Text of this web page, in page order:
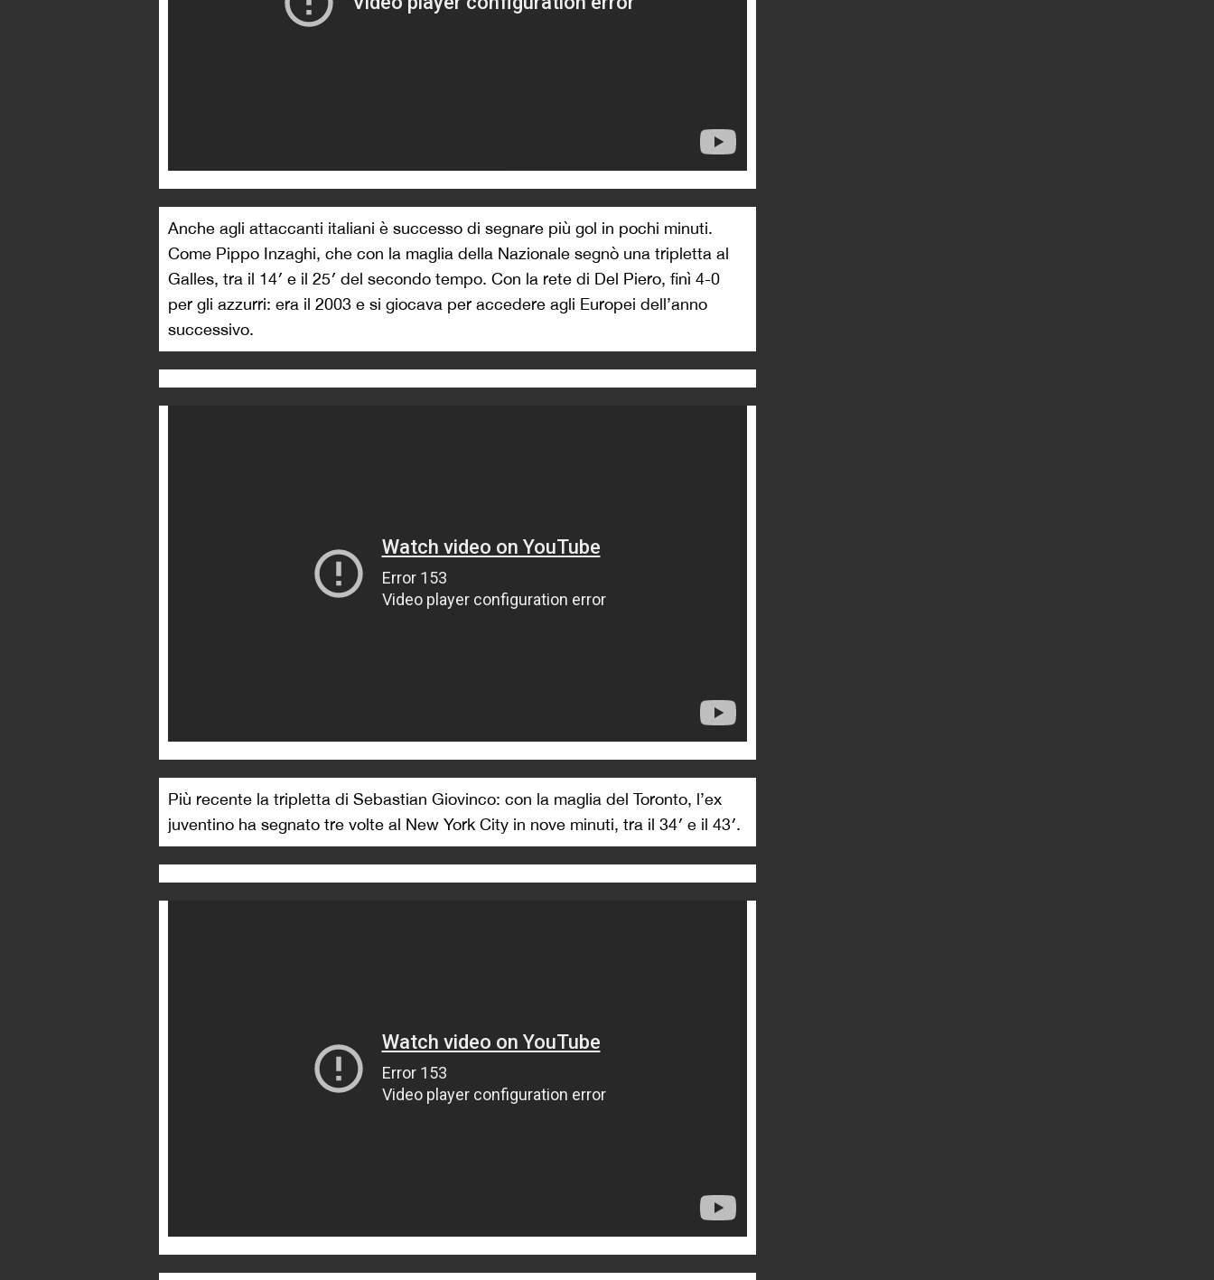
Anche agli attaccanti italiani è successo di segnare più gol in pochi minuti.
Come Pippo Inzaghi, che con la maglia della Nazionale segnò una tripletta al
Galles, tra il 14′ e il 25′ del secondo tempo. Con la rete di Del Piero, finì 4-0
per gli azzurri: era il 2003 e si giocava per accedere agli Europei dell’anno
successivo.
Più recente la tripletta di Sebastian Giovinco: con la maglia del Toronto, l’ex
juventino ha segnato tre volte al New York City in nove minuti, tra il 34′ e il 43′.